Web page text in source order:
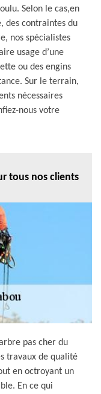
Selon le cas,en
des contraintes du
nos spécialistes
usage d’une
ou des engins
Sur le terrain,
nécessaires
nous votre
tous nos clients
pas cher du
travaux de qualité
en octroyant un
En ce qui